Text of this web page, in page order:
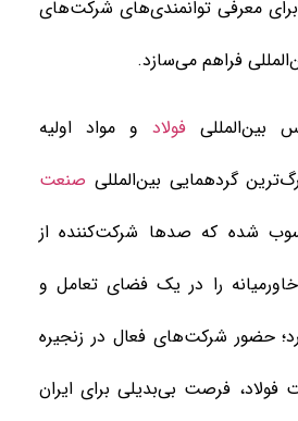
معرفی توانمندی‌های شرکت‌های
فراهم می‌سازد.
بین‌المللی فولاد و مواد اولیه
گردهمایی بین‌المللی صنعت
شده که صدها شرکت‌کننده از
را در یک فضای تعامل و
حضور شرکت‌های فعال در زنجیره
فرصت بی‌بدیلی برای ایران